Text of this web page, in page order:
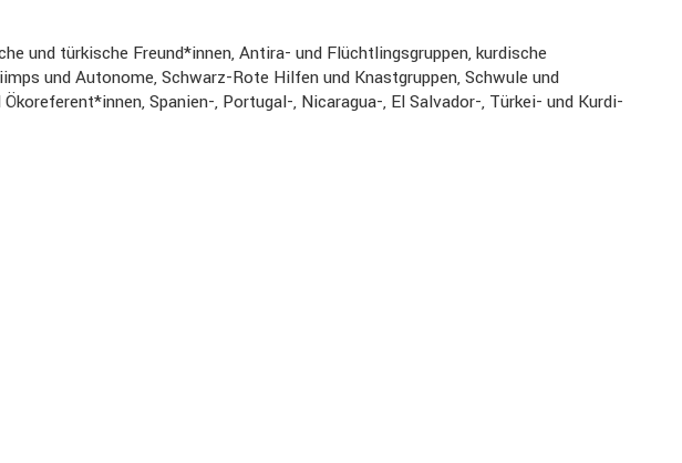
und türki­sche Freund*innen, Antira- und Flücht­lings­gruppen, kurdi­sche
und Autonome, Schwarz-Rote Hilfen und Knast­gruppen, Schwule und
Spanien-, Portugal-, Nicaragua-, El Salvador-, Türkei- und Kurdi­